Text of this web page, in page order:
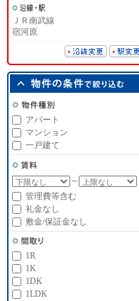
ＪＲ南武線
宿河原
アパート
マンション
一戸建て
～
管理費等含む
礼金なし
敷金/保証金なし
1R
1K
1DK
1LDK